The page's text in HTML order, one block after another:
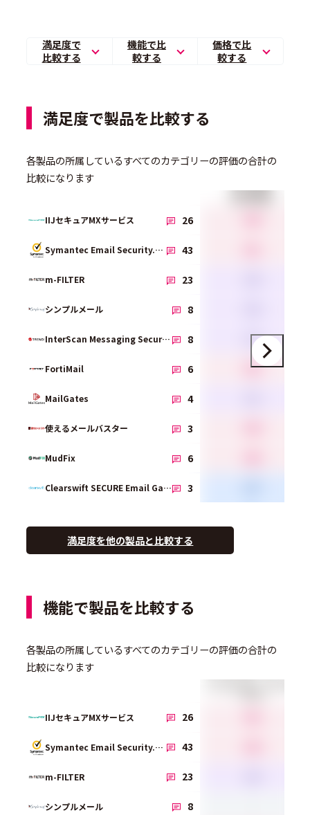
満足度で
比較する
機能で比
較する
価格で比
較する
満足度で製品を比較する
各製品の所属しているすべてのカテゴリーの評価の合計の
比較になります
IIJセキュアMXサービス
26
Symantec Email Security.cloud Service 43
m-FILTER 23
シンプルメール 8
InterScan Messaging Security 8 3.4
FortiMail 6 4.2
MailGates 4
使えるメールバスター 3
MudFix 6
Clearswift SECURE Email Gateway 3
満足度を他の製品と比較する
機能で製品を比較する
各製品の所属しているすべてのカテゴリーの評価の合計の
比較になります
IIJセキュアMXサービス
26
Symantec Email Security.cloud Service 43
m-FILTER 23
シンプルメール 8